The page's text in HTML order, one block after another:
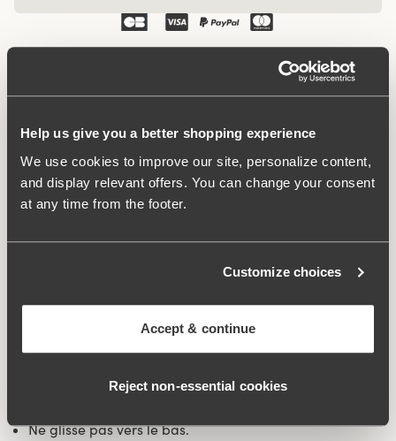
Help us give you a better shopping experience
We use cookies to improve our site, personalize content,
and display relevant offers. You can change your consent
at any time from the footer.
Customize choices
Accept & continue
Reject non‑essential cookies
Culotte de modèle brésilien au style minimaliste et lisse.
Réalisée en un tissu lisse et confortable à partir de fibres
coupe de jambes haute. Parfaite pour celles qui
préfèrent des modèles de culottes moins couvrantes.
Cette culotte reste en place, ne se déforme pas et ne
glisse pas vers le bas. Elle procure une sensation de
la taille et aux ouvertures des jambes font que la culotte
ne vous scie pas et qu’elle est très discrète sous les
Entrejambe doublé de coton.
Taille haute et coupe des jambes haute.
Ne glisse pas vers le bas.